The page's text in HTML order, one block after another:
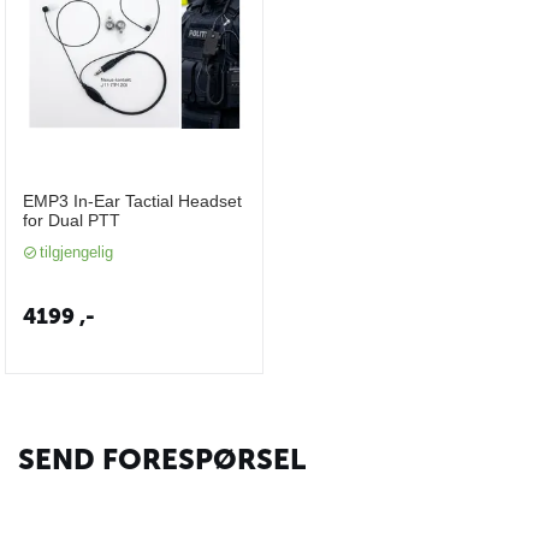
EMP3 In-Ear Tactial Headset
for Dual PTT
tilgjengelig
4199,-
SEND FORESPØRSEL